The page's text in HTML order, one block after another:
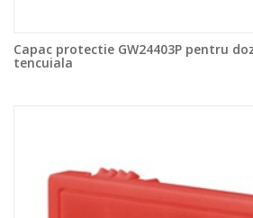
Capac protectie GW24403P pentru
tencuiala